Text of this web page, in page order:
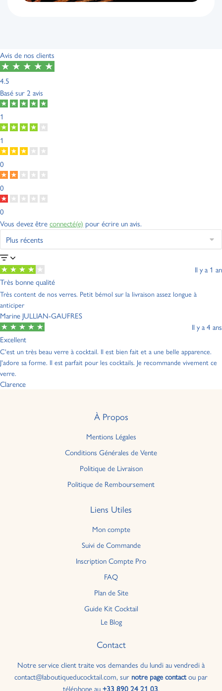
Avis de nos clients
4.5
Basé sur2 avis
1
1
0
0
0
Vous devez êtreconnecté(e) pour écrire un avis.
Il y a 1 an
Très bonne qualité
Très content de nos verres. Petit bémol sur la livraison assez longue à
anticiper
Marine JULLIAN-GAUFRES
Il y a 4 ans
Excellent
C'est un très beau verre à cocktail. Il est bien fait et a une belle apparence.
J'adore sa forme. Il est parfait pour les cocktails. Je recommande vivement ce
verre.
Clarence
À Propos
Mentions Légales
Conditions Générales de Vente
Politique de Livraison
Politique de Remboursement
Liens Utiles
Mon compte
Suivi de Commande
Inscription Compte Pro
FAQ
Plan de Site
Guide Kit Cocktail
Le Blog
Contact
Notre service client traite vos demandes du lundi au vendredi à
contact@laboutiqueducocktail.com, sur notre page contactou par
téléphone au+33 890 24 21 03.